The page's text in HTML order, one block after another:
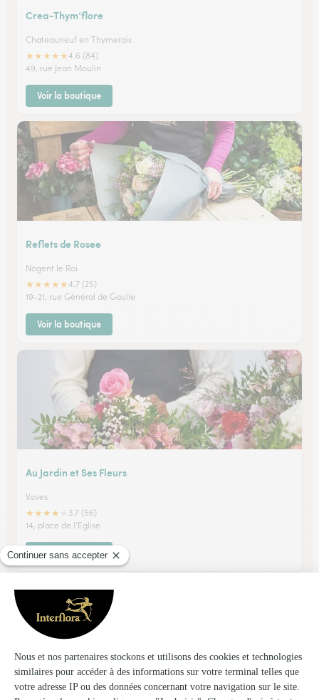
Crea-Thym’flore
Chateauneuf en Thymerais
★★★★★4.6 (84)
49, rue Jean Moulin
Voir la boutique
Reflets de Rosee
Nogent le Roi
★★★★★4.7 (25)
19-21, rue Général de Gaulle
Voir la boutique
Au Jardin et Ses Fleurs
Voves
★★★★
3.7 (56)
14, place de l'Eglise
Voir la boutique